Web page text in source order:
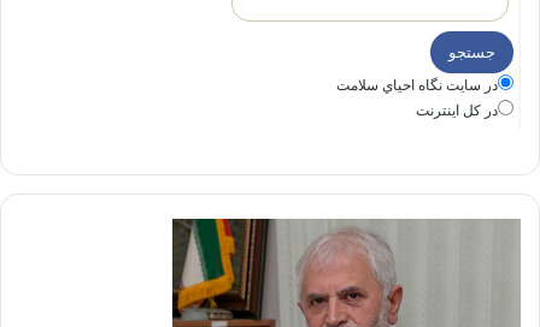
در سايت نگاه احياي سلامت
در كل اينترنت